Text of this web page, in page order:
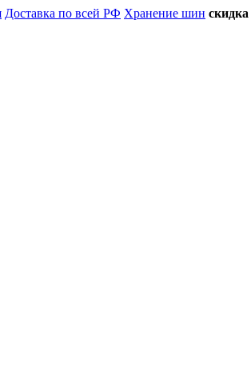
Доставка по всей РФ Хранение шин скидка